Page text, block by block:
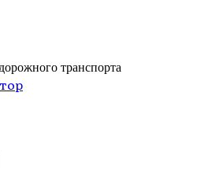
транспорта